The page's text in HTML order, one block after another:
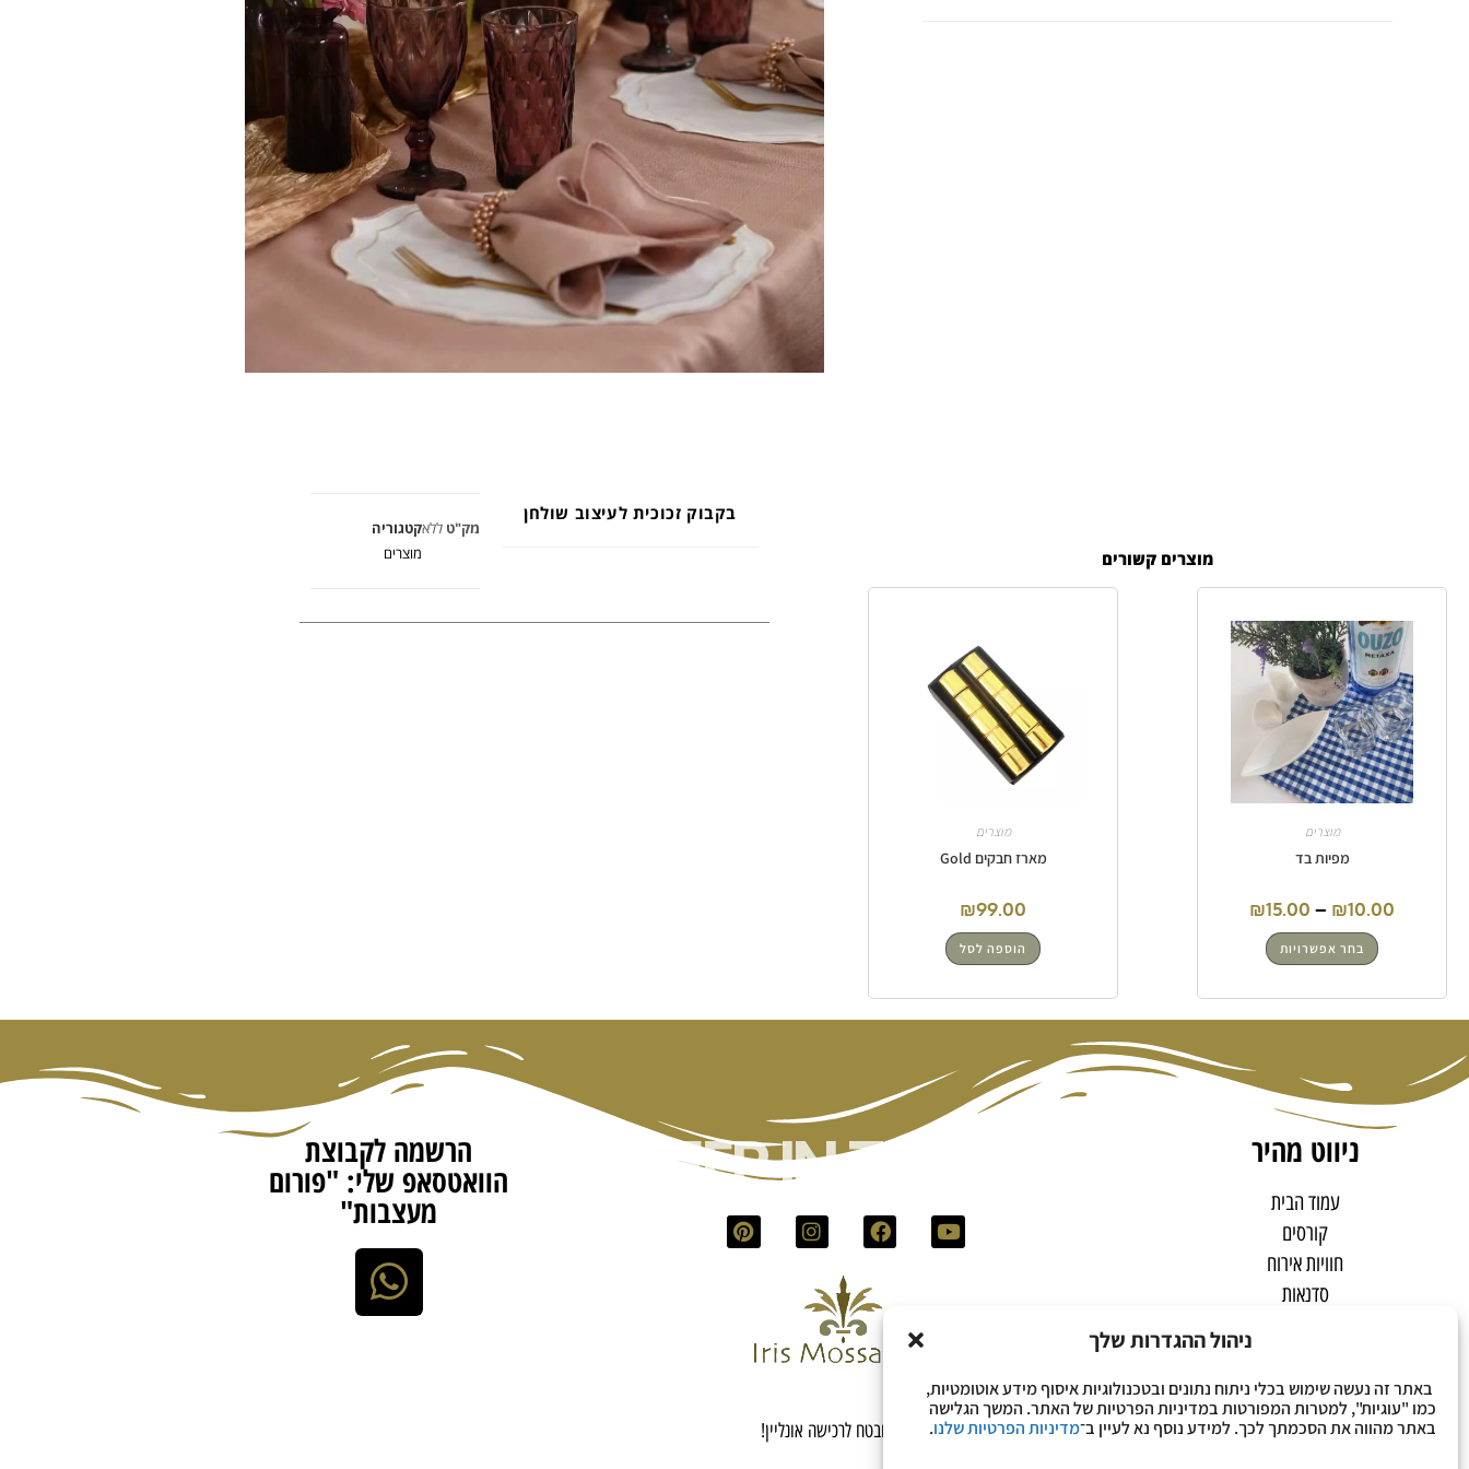
ניהול ההגדרות שלך
באתר זה נעשה שימוש בכלי ניתוח נתונים ובטכנולוגיות איסוף מידע אוטומטיות,
כמו "עוגיות", למטרות המפורטות במדיניות הפרטיות של האתר. המשך הגלישה
באתר מהווה את הסכמתך לכך. למידע נוסף נא לעיין ב־מדיניות הפרטיות שלנו.
מוצרים קשורים
מוצרים
מפיות בד
₪10.00
–
₪15.00
בחר אפשרויות
מוצרים
מארז חבקים Gold
₪99.00
הוספה לסל
בקבוק זכוכית לעיצוב שולחן
מק"ט ללאקטגוריה
מוצרים
ניווט מהיר
עמוד הבית
קורסים
חוויות אירוח
סדנאות
הפרויקטים שלי
אודות
פודקאסט
KEEP IN TOUCH
אתר מאובטח לרכישה אונליין!
הרשמה לקבוצת
הוואטסאפ שלי: "פורום
מעצבות"